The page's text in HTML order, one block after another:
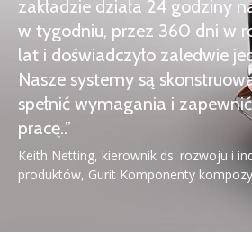
zakładzie działa 24 godziny
w tygodniu, przez 360 dni w
lat i doświadczyło zaledwie
Nasze systemy są
spełnić wymagania i
pracę..”
Keith Netting, kierownik ds. rozwoju i
produktów, Gurit Komponenty